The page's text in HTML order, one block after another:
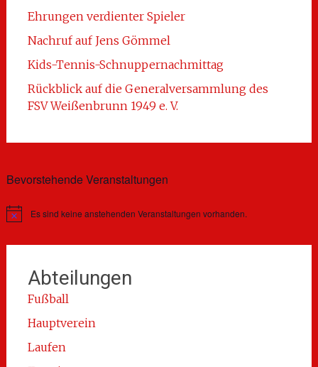
Ehrungen verdienter Spieler
Nachruf auf Jens Gömmel
Kids-Tennis-Schnuppernachmittag
Rückblick auf die Generalversammlung des
FSV Weißenbrunn 1949 e. V.
Bevorstehende Veranstaltungen
HinweisEs sind keine anstehenden Veranstaltungen vorhanden.
Abteilungen
Fußball
Hauptverein
Laufen